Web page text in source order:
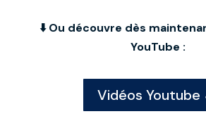
⬇️ Ou découvre dès
YouTube :
Vidéos Youtube